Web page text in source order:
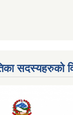
सदस्यहरुको